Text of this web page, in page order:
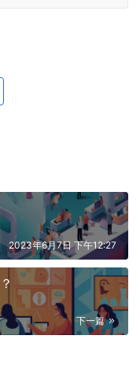
2023年6月7日 下午12:27
下一篇